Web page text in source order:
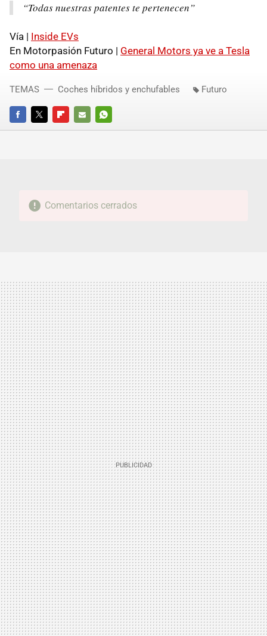
“Todas nuestras patentes te pertenecen”
Vía | Inside EVs
En Motorpasión Futuro | General Motors ya ve a Tesla
como una amenaza
FACEBOOKTWITTERFLIPBOARD
E-
WHATSAPP
TEMAS Coches híbridos y enchufables Futuro
Comentarios cerrados